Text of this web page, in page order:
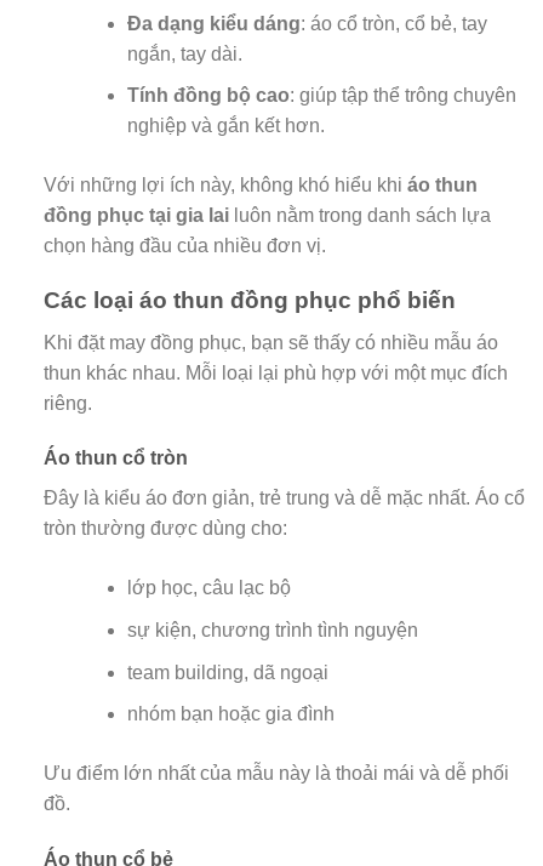
Đa dạng kiểu dáng: áo cổ tròn, cổ bẻ, tay
ngắn, tay dài.
Tính đồng bộ cao: giúp tập thể trông chuyên
nghiệp và gắn kết hơn.
Với những lợi ích này, không khó hiểu khi áo thun
đồng phục tại gia lailuôn nằm trong danh sách lựa
chọn hàng đầu của nhiều đơn vị.
Các loại áo thun đồng phục phổ biến
Khi đặt may đồng phục, bạn sẽ thấy có nhiều mẫu áo
thun khác nhau. Mỗi loại lại phù hợp với một mục đích
riêng.
Áo thun cổ tròn
Đây là kiểu áo đơn giản, trẻ trung và dễ mặc nhất. Áo cổ
tròn thường được dùng cho:
lớp học, câu lạc bộ
sự kiện, chương trình tình nguyện
team building, dã ngoại
nhóm bạn hoặc gia đình
Ưu điểm lớn nhất của mẫu này là thoải mái và dễ phối
đồ.
Áo thun cổ bẻ